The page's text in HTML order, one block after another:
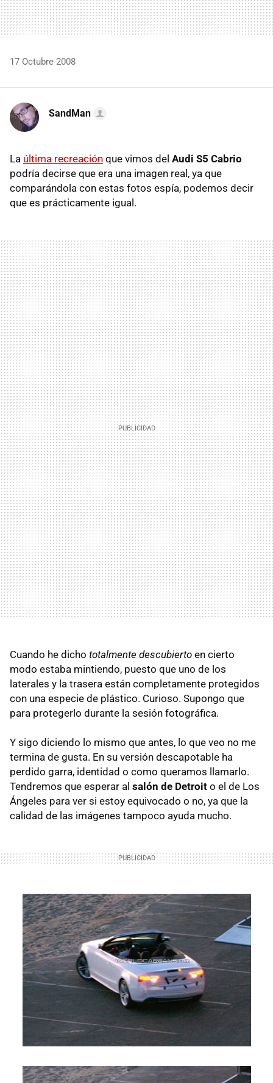
17 Octubre 2008
SandMan
La última recreación que vimos del Audi S5 Cabrio
podría decirse que era una imagen real, ya que
comparándola con estas fotos espía, podemos decir
que es prácticamente igual.
Cuando he dicho totalmente descubierto en cierto
modo estaba mintiendo, puesto que uno de los
laterales y la trasera están completamente protegidos
con una especie de plástico. Curioso. Supongo que
para protegerlo durante la sesión fotográfica.
Y sigo diciendo lo mismo que antes, lo que veo no me
termina de gusta. En su versión descapotable ha
perdido garra, identidad o como queramos llamarlo.
Tendremos que esperar al salón de Detroit o el de Los
Ángeles para ver si estoy equivocado o no, ya que la
calidad de las imágenes tampoco ayuda mucho.